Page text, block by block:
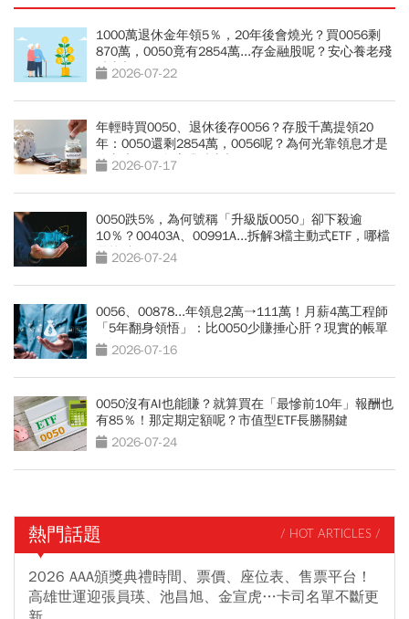
1000萬退休金年領5％，20年後會燒光？買0056剩
870萬，0050竟有2854萬...存金融股呢？安心養老殘
酷真相
2026-07-22
年輕時買0050、退休後存0056？存股千萬提領20
年：0050還剩2854萬，0056呢？為何光靠領息才是
吃老本…現金流殘酷真相
2026-07-17
0050跌5%，為何號稱「升級版0050」卻下殺逾
10％？00403A、00991A...拆解3檔主動式ETF，哪檔
最抗跌？
2026-07-24
0056、00878...年領息2萬→111萬！月薪4萬工程師
「5年翻身領悟」：比0050少賺捶心肝？現實的帳單
更逼人
2026-07-16
0050沒有AI也能賺？就算買在「最慘前10年」報酬也
有85％！那定期定額呢？市值型ETF長勝關鍵
2026-07-24
熱門話題 / HOT ARTICLES /
2026 AAA頒獎典禮時間、票價、座位表、售票平台！
高雄世運迎張員瑛、池昌旭、金宣虎…卡司名單不斷更